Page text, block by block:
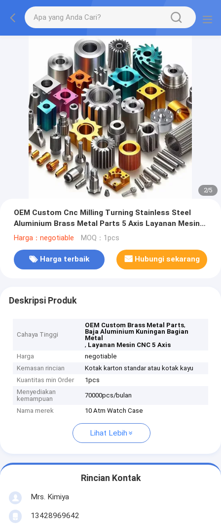
2/5
OEM Custom Cnc Milling Turning Stainless Steel
Aluminium Brass Metal Parts 5 Axis Layanan Mesin
Cnc
Harga：negotiable MOQ：1pcs
Harga terbaik Hubungi sekarang
Deskripsi Produk
Cahaya Tinggi
OEM Custom Brass Metal Parts,
Baja Aluminium Kuningan Bagian
Metal
, Layanan Mesin CNC 5 Axis
Harga
negotiable
Kemasan rincian
Kotak karton standar atau kotak kayu
Kuantitas min Order
1pcs
Menyediakan
kemampuan
70000pcs/bulan
Nama merek 10 Atm Watch Case
Lihat Lebih
Rincian Kontak
Mrs. Kimiya
13428969642